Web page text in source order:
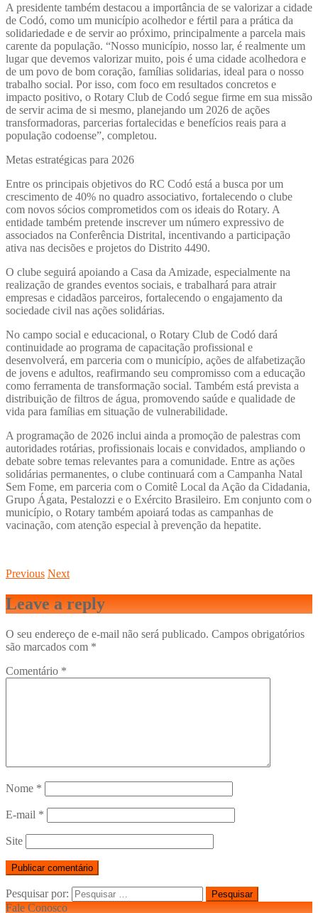
A presidente também destacou a importância de se valorizar a cidade
de Codó, como um município acolhedor e fértil para a prática da
solidariedade e de servir ao próximo, principalmente a parcela mais
carente da população. “Nosso município, nosso lar, é realmente um
lugar que devemos valorizar muito, pois é uma cidade acolhedora e
de um povo de bom coração, famílias solidarias, ideal para o nosso
trabalho social. Por isso, com foco em resultados concretos e
impacto positivo, o Rotary Club de Codó segue firme em sua missão
de servir acima de si mesmo, planejando um 2026 de ações
transformadoras, parcerias fortalecidas e benefícios reais para a
população codoense”, completou.
Metas estratégicas para 2026
Entre os principais objetivos do RC Codó está a busca por um
crescimento de 40% no quadro associativo, fortalecendo o clube
com novos sócios comprometidos com os ideais do Rotary. A
entidade também pretende inscrever um número expressivo de
associados na Conferência Distrital, incentivando a participação
ativa nas decisões e projetos do Distrito 4490.
O clube seguirá apoiando a Casa da Amizade, especialmente na
realização de grandes eventos sociais, e trabalhará para atrair
empresas e cidadãos parceiros, fortalecendo o engajamento da
sociedade civil nas ações solidárias.
No campo social e educacional, o Rotary Club de Codó dará
continuidade ao programa de capacitação profissional e
desenvolverá, em parceria com o município, ações de alfabetização
de jovens e adultos, reafirmando seu compromisso com a educação
como ferramenta de transformação social. Também está prevista a
distribuição de filtros de água, promovendo saúde e qualidade de
vida para famílias em situação de vulnerabilidade.
A programação de 2026 inclui ainda a promoção de palestras com
autoridades rotárias, profissionais locais e convidados, ampliando o
debate sobre temas relevantes para a comunidade. Entre as ações
solidárias permanentes, o clube continuará com a Campanha Natal
Sem Fome, em parceria com o Comitê Local da Ação da Cidadania,
Grupo Ágata, Pestalozzi e o Exército Brasileiro. Em conjunto com o
município, o Rotary também apoiará todas as campanhas de
vacinação, com atenção especial à prevenção da hepatite.
Previous Next
Leave a reply
O seu endereço de e-mail não será publicado. Campos obrigatórios
são marcados com *
Comentário *
Nome *
E-mail *
Site
Pesquisar por:
Fale Conosco